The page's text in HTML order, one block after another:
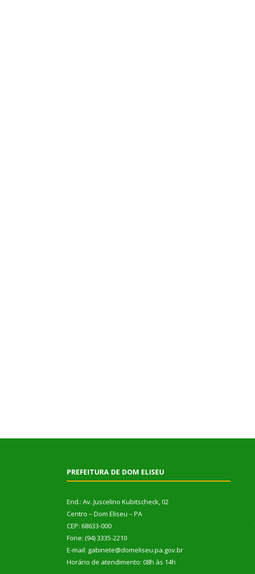
PREFEITURA DE DOM ELISEU
End.: Av. Juscelino Kubitscheck, 02
Centro – Dom Eliseu – PA
CEP: 68633-000
Fone: (94) 3335-2210
E-mail: gabinete@domeliseu.pa.gov.br
Horário de atendimento: 08h às 14h